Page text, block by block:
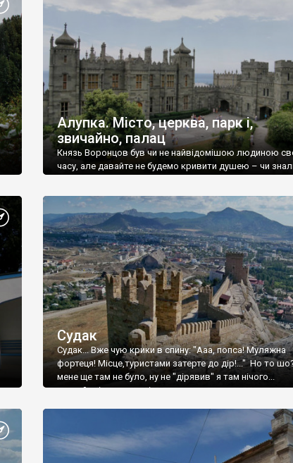
Алупка. Місто, церква, парк і,
звичайно, палац
Князь Воронцов був чи не найвідомішою людиною
часу, але давайте не будемо кривити душею – чи
Судак
Судак... Вже чую крики в спину: "Ааа, попса! Муляжна
фортеця! Місце,туристами затерте до дір!..." Но то
мене ще там не було, ну не "дірявив" я там нічого...
принаймні до цього літа.